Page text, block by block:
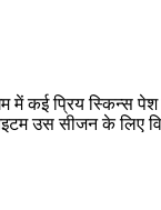
कई प्रिय स्किन्स
उस सीजन के